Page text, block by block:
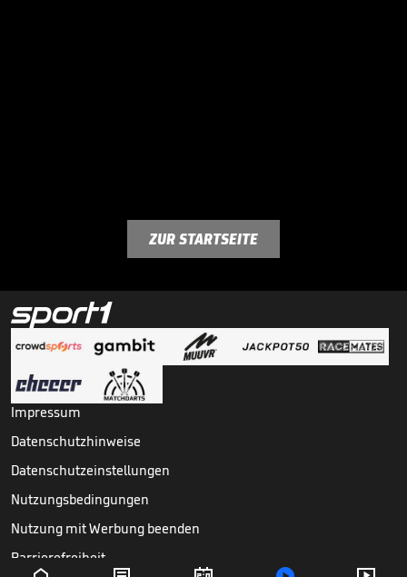
ZUR STARTSEITE
Impressum
Datenschutzhinweise
Datenschutzeinstellungen
Nutzungsbedingungen
Nutzung mit Werbung beenden
Barrierefreiheit